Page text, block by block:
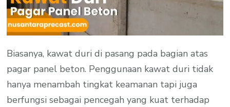
Biasanya, kawat duri di pasang pada bagian atas
pagar panel beton. Penggunaan kawat duri tidak
hanya menambah tingkat keamanan tapi juga
berfungsi sebagai pencegah yang kuat terhadap